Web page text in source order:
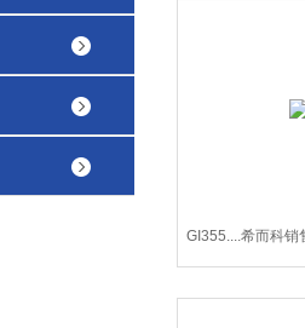
GI355....希而科销
增量